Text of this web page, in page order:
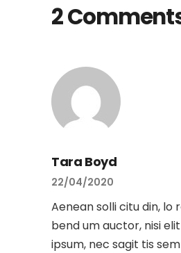
2
Tara Boyd
22/04/2020
Aenean solli citu din, lo
bend um auctor, nisi
ipsum, nec sagit tis